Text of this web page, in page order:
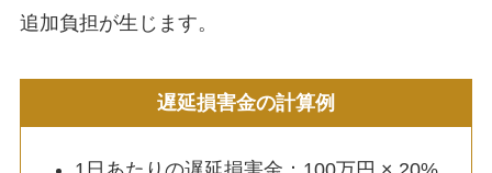
追加負担が生じます。
遅延損害金の計算例